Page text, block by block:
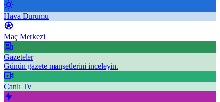
Hava Durumu
Maç Merkezi
Gazeteler
Günün gazete manşetlerini inceleyin.
Canlı Tv